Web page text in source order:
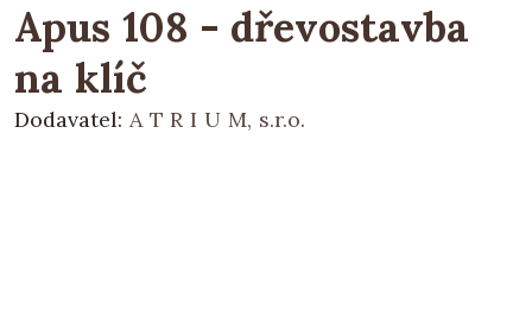
Apus 108 - dřevostavba
na klíč
Dodavatel: A T R I U M, s.r.o.